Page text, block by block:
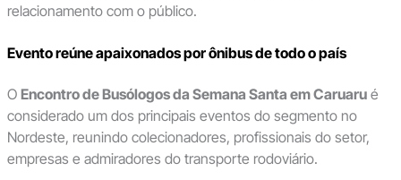
relacionamento com o público.
Evento reúne apaixonados por ônibus de todo o país
O Encontro de Busólogos da Semana Santa em Caruarué
considerado um dos principais eventos do segmento no
Nordeste, reunindo colecionadores, profissionais do setor,
empresas e admiradores do transporte rodoviário.